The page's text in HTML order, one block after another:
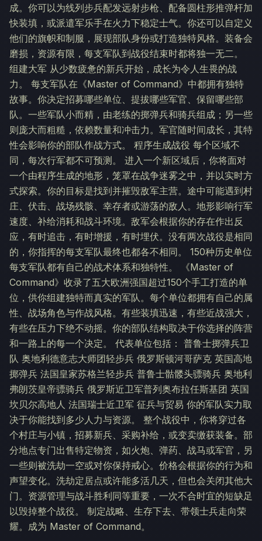
成。你可以为线列步兵配发远射步枪、配备圆柱形推弹杆加
快装填，或派遣军乐手在火力下稳定士气。你还可以自定义
他们的旗帜和制服，展现部队身份或打造独特风格。装备会
磨损，资源有限，每支军队到战役结束时都将独一无二。
组建大军 从少数疲惫的新兵开始，成长为令人生畏的战
力。 每支军队在《Master of Command》中都拥有独特
故事。你决定招募哪些单位、提拔哪些军官、保留哪些部
队。一些军队小而精，由老练的掷弹兵和骑兵组成；另一些
则庞大而粗糙，依赖数量和冲击力。军官随时间成长，其特
性会影响你的部队作战方式。 程序生成战役 每个区域不
同，每次行军都不可预测。 进入一个新区域后，你将面对
一个由程序生成的地形，笼罩在战争迷雾之中，并以实时方
式探索。你的目标是找到并摧毁敌军主营。途中可能遇到村
庄、伏击、战场残骸、幸存者或游荡的敌人。地形影响行军
速度、补给消耗和战斗环境。敌军会根据你的存在作出反
应，有时追击，有时增援，有时埋伏。没有两次战役是相同
的，你指挥的每支军队最终也都各不相同。 150种历史单位
每支军队都有自己的战术体系和独特性。 《Master of
Command》收录了五大欧洲强国超过150个手工打造的单
位，供你组建独特而真实的军队。每个单位都拥有自己的属
性、战场角色与作战风格。有些装填迅速，有些近战强大，
有些在压力下绝不动摇。你的部队结构取决于你选择的阵营
和一路上的每一个决定。 代表单位包括： 普鲁士掷弹兵卫
队 奥地利德意志大师团轻步兵 俄罗斯顿河哥萨克 英国高地
掷弹兵 法国皇家苏格兰轻步兵 普鲁士骷髅头骠骑兵 奥地利
弗朗茨皇帝骠骑兵 俄罗斯近卫军普列奥布拉任斯基团 英国
坎贝尔高地人 法国瑞士近卫军 征兵与贸易 你的军队实力取
决于你能找到多少人力与资源。 整个战役中，你将穿过各
个村庄与小镇，招募新兵、采购补给，或变卖缴获装备。部
分地点专门出售特定物资，如火炮、弹药、战马或军官，另
一些则被洗劫一空或对你保持戒心。价格会根据你的行为和
声望变化。洗劫定居点或许能多活几天，但也会关闭其他大
门。资源管理与战斗胜利同等重要，一次不合时宜的短缺足
以毁掉整个战役。 制定战略、生存下去、带领士兵走向荣
耀。成为 Master of Command。